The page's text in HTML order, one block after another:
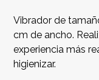
Vibrador de
cm de ancho.
experiencia más
higienizar.